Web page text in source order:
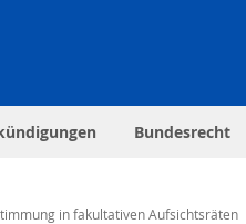
Bundesrecht
in fakultativen Aufsichtsräten